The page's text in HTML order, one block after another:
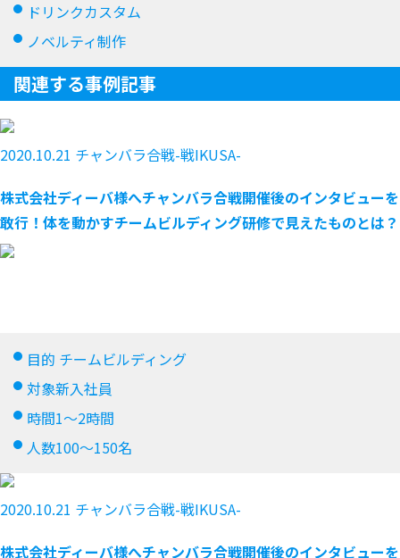
ドリンクカスタム
ノベルティ制作
関連する事例記事
2020.10.21 チャンバラ合戦-戦IKUSA-
株式会社ディーバ様へチャンバラ合戦開催後のインタビューを
敢行！体を動かすチームビルディング研修で見えたものとは？
目的 チームビルディング
対象新入社員
時間1～2時間
人数100～150名
2020.10.21 チャンバラ合戦-戦IKUSA-
株式会社ディーバ様へチャンバラ合戦開催後のインタビューを